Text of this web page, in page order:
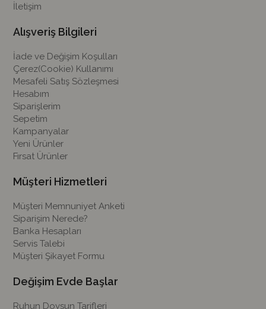
İletişim
Alışveriş Bilgileri
İade ve Değişim Koşulları
Çerez(Cookie) Kullanımı
Mesafeli Satış Sözleşmesi
Hesabım
Siparişlerim
Sepetim
Kampanyalar
Yeni Ürünler
Fırsat Ürünler
Müşteri Hizmetleri
Müşteri Memnuniyet Anketi
Siparişim Nerede?
Banka Hesapları
Servis Talebi
Müşteri Şikayet Formu
Değişim Evde Başlar
Ruhun Doysun Tarifleri